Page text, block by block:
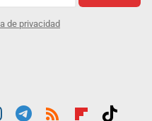
de privacidad